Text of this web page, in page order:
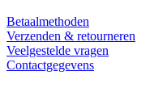
Betaalmethoden
Verzenden & retourneren
Veelgestelde vragen
Contactgegevens